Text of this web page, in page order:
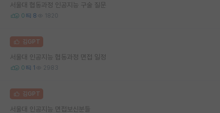
서울대 협동과정 인공지능 구술 질문
0 8 1820
김GPT
서울대 인공지능 협동과정 면접 일정
0 1 2983
김GPT
서울대 인공지능 면접보신분들